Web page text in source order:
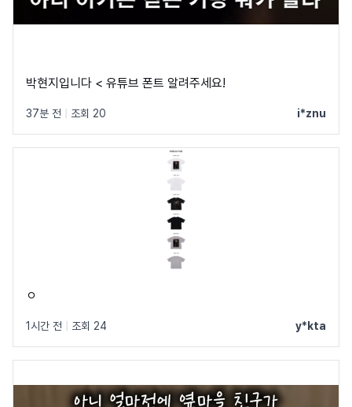
박현지입니다 < 유튜브 폰트 알려주세요!
37분 전 조회 20 i*znu
ㅇ
1시간 전 조회 24 y*kta